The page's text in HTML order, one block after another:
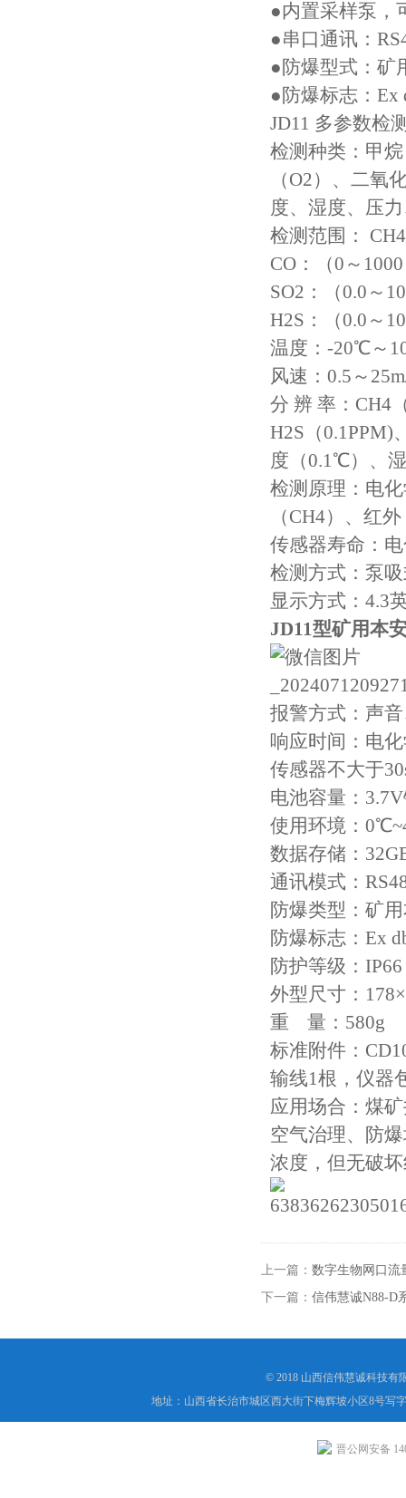
●内置采样泵，
●串口通讯：
●防爆型式：矿
●防爆标志：Ex
JD11 多参数检
检测种类：甲
（O2）、二氧
度、湿度、压
检测范围：
CO：（0～
SO2：（0.0～
H2S：（0.0～
温度：-20℃～
风速：0.5～
分 辨 率：CH4
H2S（0.1PPM)
度（0.1℃）、
检测原理：电
（CH4）、红
传感器寿命：
检测方式：泵
显示方式：4.3
JD11型矿用本
报警方式：声
响应时间：电
传感器不大于
电池容量：
使用环境：
数据存储：
通讯模式：
防爆类型：矿
防爆标志：Ex
防护等级：
外型尺寸：
重 量：580g
标准附件：
输线1根，仪器
应用场合：煤
空气治理、防
浓度，但无破
上一篇： 数字生物网口流
下一篇： 信伟慧诚N88-D
© 2018 山西信伟慧诚科技有
地址：山西省长治市城区西大街下梅辉坡小区8号写
晋公网安备